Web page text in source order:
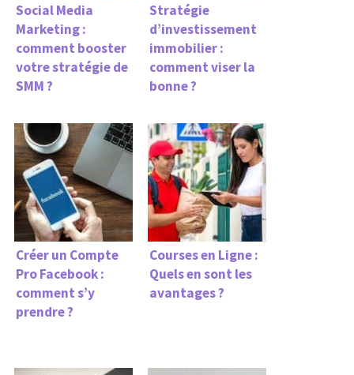
Social Media
Marketing :
comment booster
votre stratégie de
SMM ?
Stratégie
d’investissement
immobilier :
comment viser la
bonne ?
Créer un Compte
Pro Facebook :
comment s’y
prendre ?
Courses en Ligne :
Quels en sont les
avantages ?